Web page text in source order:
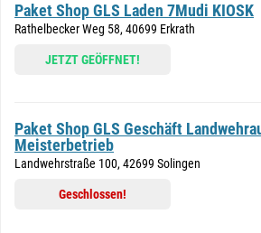
Paket Shop GLS Laden 7Mudi KIOSK
Rathelbecker Weg 58, 40699 Erkrath
JETZT GEÖFFNET!
Paket Shop GLS Geschäft
Meisterbetrieb
Landwehrstraße 100, 42699 Solingen
Geschlossen!